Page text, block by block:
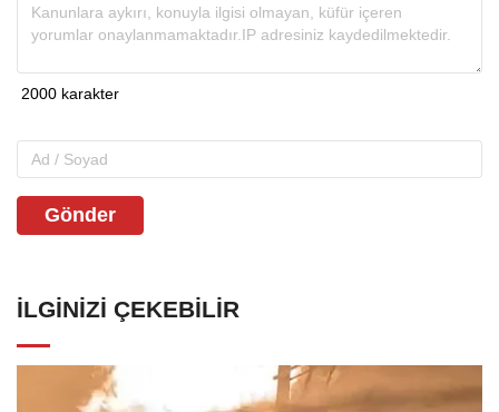
Gönder
İLGINIZI ÇEKEBILIR